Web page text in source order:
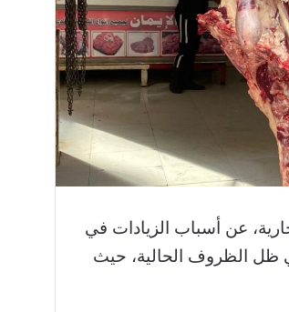
عن أسباب الزيادات في
ظل الظروف الحالية، حيث